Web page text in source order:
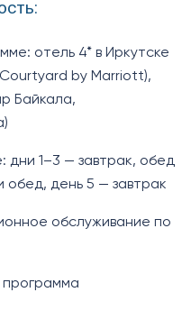
отель 4* в Иркутске
by Marriott),
Байкала,
1–3 — завтрак, обед
обед, день 5 — завтрак
обслуживание по
программа